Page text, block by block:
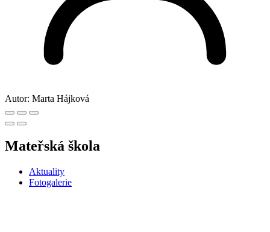
Autor: Marta Hájková
Mateřská škola
Aktuality
Fotogalerie